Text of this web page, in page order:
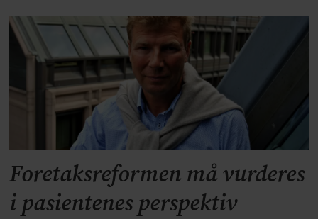
Foretaksreformen må vurderes
i pasientenes perspektiv